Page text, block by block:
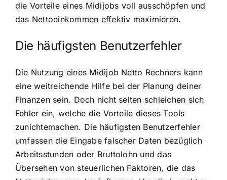
die Vorteile eines Midijobs voll ausschöpfen und
das Nettoeinkommen effektiv maximieren.
Die häufigsten Benutzerfehler
Die Nutzung eines Midijob Netto Rechners kann
eine weitreichende Hilfe bei der Planung deiner
Finanzen sein. Doch nicht selten schleichen sich
Fehler ein, welche die Vorteile dieses Tools
zunichtemachen. Die häufigsten Benutzerfehler
umfassen die Eingabe falscher Daten bezüglich
Arbeitsstunden oder Bruttolohn und das
Übersehen von steuerlichen Faktoren, die das